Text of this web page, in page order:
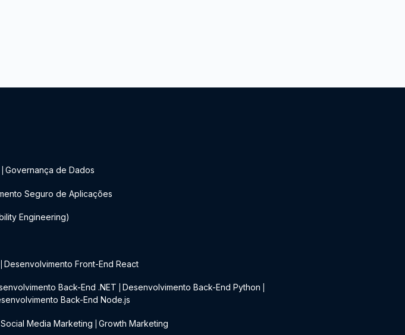
Governança de Dados
Seguro de Aplicações
Engineering)
Desenvolvimento Front-End React
Back-End .NET Desenvolvimento Back-End Python
Back-End Node.js
Social Media Marketing Growth Marketing